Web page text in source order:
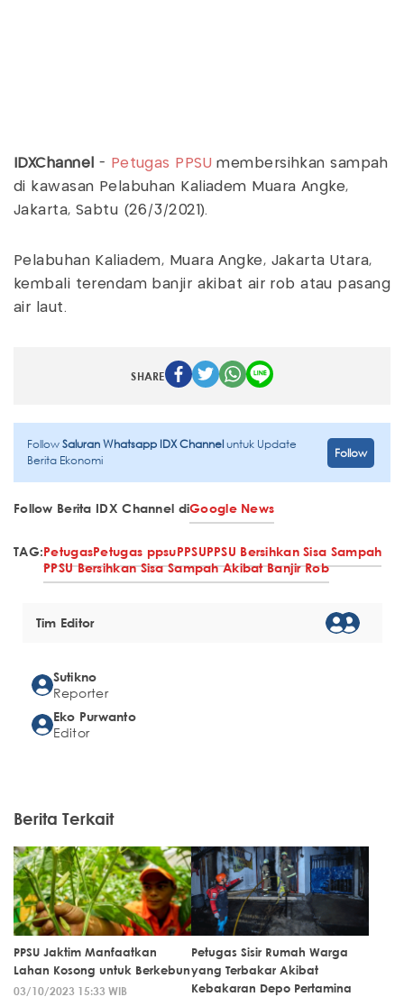
IDXChannel - Petugas PPSU membersihkan sampah
di kawasan Pelabuhan Kaliadem Muara Angke,
Jakarta, Sabtu (26/3/2021).
Pelabuhan Kaliadem, Muara Angke, Jakarta Utara,
kembali terendam banjir akibat air rob atau pasang
air laut.
SHARE
FollowSaluran Whatsapp IDX Channeluntuk Update
Berita Ekonomi
Follow
Follow Berita IDX Channel diGoogle News
TAG:PetugasPetugas ppsuPPSUPPSU Bersihkan Sisa Sampah
PPSU Bersihkan Sisa Sampah Akibat Banjir Rob
Tim Editor
Sutikno
Reporter
Eko Purwanto
Editor
Berita Terkait
PPSU Jaktim Manfaatkan
Lahan Kosong untuk Berkebun
03/10/2023 15:33 WIB
Petugas Sisir Rumah Warga
yang Terbakar Akibat
Kebakaran Depo Pertamina